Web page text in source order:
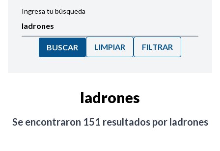
Ingresa tu búsqueda
BUSCAR LIMPIAR FILTRAR
ladrones
Se encontraron 151 resultados por ladrones